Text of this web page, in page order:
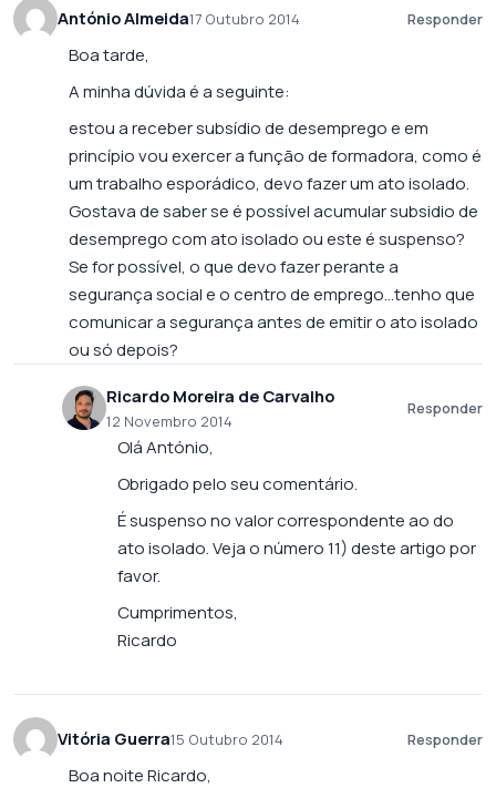
António Almeida17 Outubro 2014 Responder
Boa tarde,
A minha dúvida é a seguinte:
estou a receber subsídio de desemprego e em
princípio vou exercer a função de formadora, como é
um trabalho esporádico, devo fazer um ato isolado.
Gostava de saber se é possível acumular subsidio de
desemprego com ato isolado ou este é suspenso?
Se for possível, o que devo fazer perante a
segurança social e o centro de emprego…tenho que
comunicar a segurança antes de emitir o ato isolado
ou só depois?
Ricardo Moreira de Carvalho
12 Novembro 2014
Responder
Olá António,
Obrigado pelo seu comentário.
É suspenso no valor correspondente ao do
ato isolado. Veja o número 11) deste artigo por
favor.
Cumprimentos,
Ricardo
Vitória Guerra15 Outubro 2014 Responder
Boa noite Ricardo,